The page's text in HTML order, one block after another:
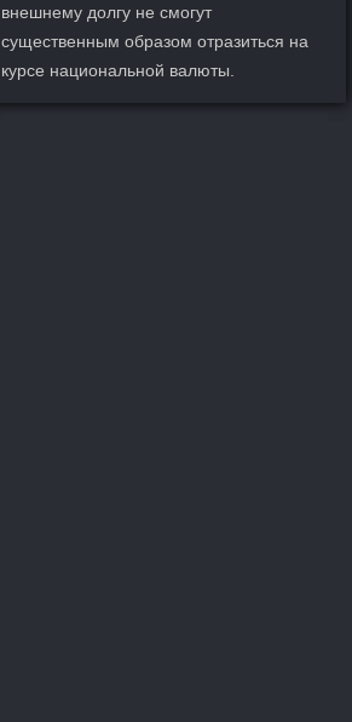
внешнему долгу не смогут
существенным образом отразиться на
курсе национальной валюты.